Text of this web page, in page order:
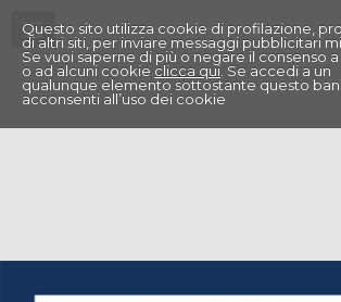
Questo sito utilizza cookie di profilazione,
di altri siti, per inviare messaggi pubblicitari
Se vuoi saperne di più o negare il consenso
o ad alcuni cookie clicca qui . Se accedi a un
qualunque elemento sottostante questo
acconsenti all’uso dei cookie
Menu